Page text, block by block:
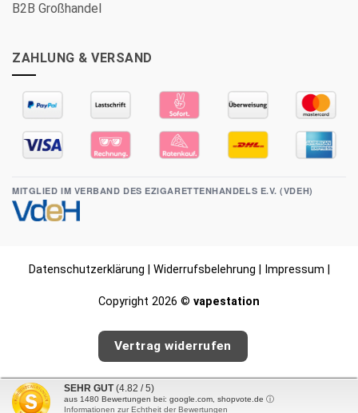
B2B Großhandel
ZAHLUNG & VERSAND
MITGLIED IM VERBAND DES EZIGARETTENHANDELS E.V. (VDEH)
Datenschutzerklärung Widerrufsbelehrung Impressum
Copyright 2026 © vapestation
Vertrag widerrufen
SEHR GUT (4.82 / 5)
aus 1480 Bewertungen bei: google.com, shopvote.de ⓘ
Informationen zur Echtheit der Bewertungen